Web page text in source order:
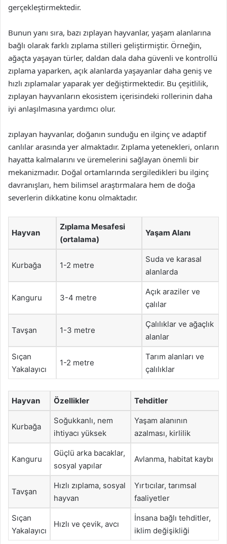
gerçekleştirmektedir.
Bunun yanı sıra, bazı zıplayan hayvanlar, yaşam alanlarına
bağlı olarak farklı zıplama stilleri geliştirmiştir. Örneğin,
ağaçta yaşayan türler, daldan dala daha güvenli ve kontrollü
zıplama yaparken, açık alanlarda yaşayanlar daha geniş ve
hızlı zıplamalar yaparak yer değiştirmektedir. Bu çeşitlilik,
zıplayan hayvanların ekosistem içerisindeki rollerinin daha
iyi anlaşılmasına yardımcı olur.
zıplayan hayvanlar, doğanın sunduğu en ilginç ve adaptif
canlılar arasında yer almaktadır. Zıplama yetenekleri, onların
hayatta kalmalarını ve üremelerini sağlayan önemli bir
mekanizmadır. Doğal ortamlarında sergiledikleri bu ilginç
davranışları, hem bilimsel araştırmalara hem de doğa
severlerin dikkatine konu olmaktadır.
Hayvan
Zıplama Mesafesi
(ortalama)
Yaşam Alanı
Kurbağa 1-2 metre
Suda ve karasal
alanlarda
Kanguru 3-4 metre
Açık araziler ve
çalılar
Tavşan 1-3 metre
Çalılıklar ve ağaçlık
alanlar
Sıçan
Yakalayıcı
1-2 metre
Tarım alanları ve
çalılıklar
Hayvan Özellikler Tehditler
Kurbağa
Soğukkanlı, nem
ihtiyacı yüksek
Yaşam alanının
azalması, kirlilik
Kanguru
Güçlü arka bacaklar,
sosyal yapılar
Avlanma, habitat kaybı
Tavşan
Hızlı zıplama, sosyal
hayvan
Yırtıcılar, tarımsal
faaliyetler
Sıçan
Yakalayıcı
Hızlı ve çevik, avcı
İnsana bağlı tehditler,
iklim değişikliği